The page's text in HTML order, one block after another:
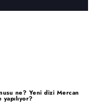
ne? Yeni dizi Mercan